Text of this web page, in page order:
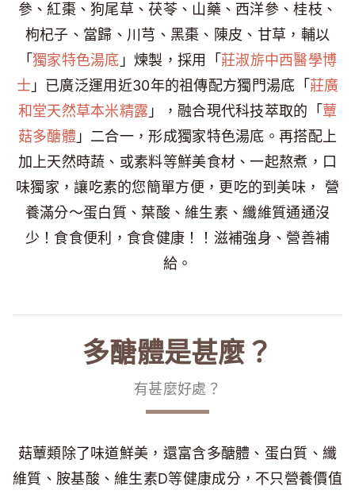
參、紅棗、狗尾草、茯苓、山藥、西洋參、桂枝、
枸杞子、當歸、川芎、黑棗、陳皮、甘草，輔以
「 獨家特色湯底 」煉製，採用「 莊淑旂中西醫學博
士 」已廣泛運用近30年的祖傳配方獨門湯底「 莊廣
和堂天然草本米精露 」，融合現代科技萃取的「 蕈
菇多醣體 」二合一，形成獨家特色湯底。再搭配上
加上天然時蔬、或素料等鮮美食材、一起熬煮，口
味獨家，讓吃素的您簡單方便，更吃的到美味， 營
養滿分～蛋白質、葉酸、維生素、纖維質通通沒
少！食食便利，食食健康！！滋補強身、營善補
給。
多醣體是甚麼？
有甚麼好處？
菇蕈類除了味道鮮美，還富含多醣體、蛋白質、纖
維質、胺基酸、維生素D等健康成分，不只營養價值